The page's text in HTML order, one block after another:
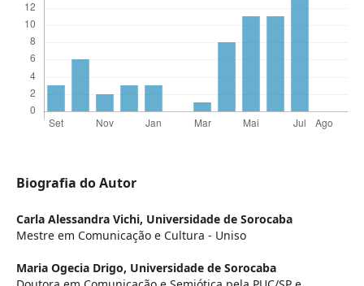
Biografia do Autor
Carla Alessandra Vichi, Universidade de Sorocaba
Mestre em Comunicação e Cultura - Uniso
Maria Ogecia Drigo, Universidade de Sorocaba